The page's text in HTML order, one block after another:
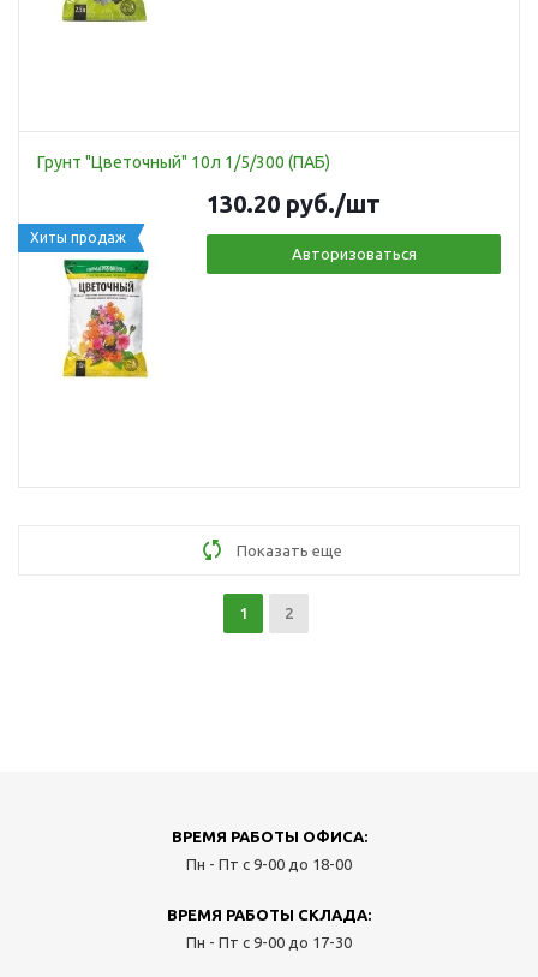
Грунт "Цветочный" 10л 1/5/300 (ПАБ)
Хиты продаж
130.20 руб./шт
Авторизоваться
Показать еще
1 2
ВРЕМЯ РАБОТЫ ОФИСА:
Пн - Пт с 9-00 до 18-00
ВРЕМЯ РАБОТЫ СКЛАДА:
Пн - Пт с 9-00 до 17-30